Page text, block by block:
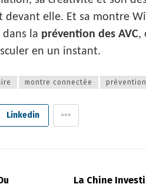
devant elle. Et sa montre
la prévention des AVC,
en un instant.
montre connectée prévention
Linkedin
La Chine